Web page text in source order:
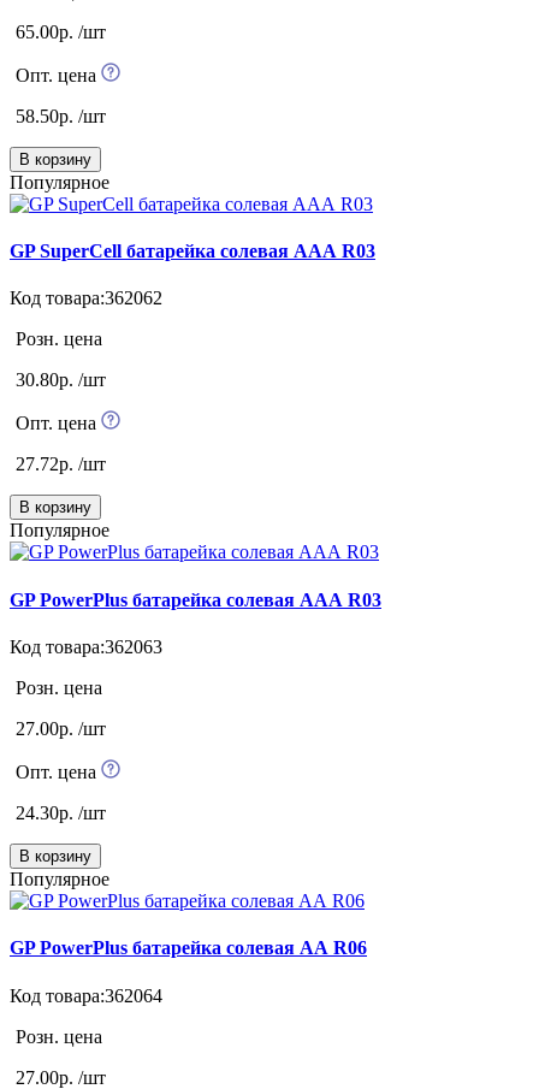
65.00р. /шт
Опт. цена
58.50р. /шт
В корзину
Популярное
GP SuperCell батарейка солевая ААА R03
Код товара:362062
Розн. цена
30.80р. /шт
Опт. цена
27.72р. /шт
В корзину
Популярное
GP PowerPlus батарейка солевая ААА R03
Код товара:362063
Розн. цена
27.00р. /шт
Опт. цена
24.30р. /шт
В корзину
Популярное
GP PowerPlus батарейка солевая АА R06
Код товара:362064
Розн. цена
27.00р. /шт